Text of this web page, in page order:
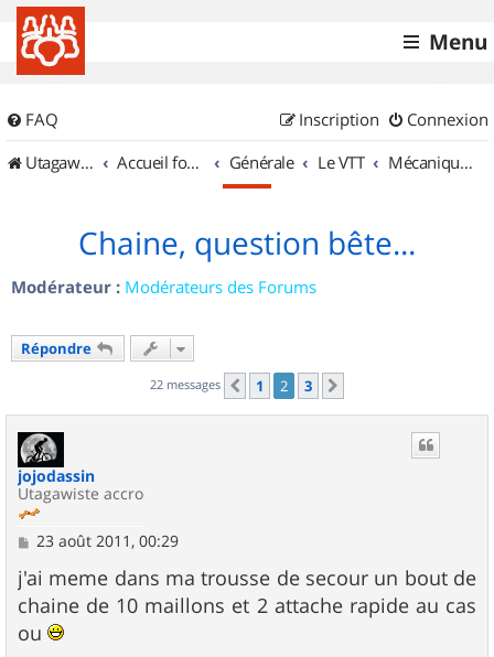
Menu
FAQ Connexion
Inscription
UtagawaVTT (Randos VTT et VTTAE avec traces GPS)
Accueil forum Générale Le VTT Mécanique et Entretiens
Chaine, question bête...
Modérateur : Modérateurs des Forums
Répondre
22 messages Précédent
1 2 3
jojodassin
Utagawiste accro
M
s
s
a
g
e
23 août 2011, 00:29
j'ai meme dans ma trousse de secour un bout de
chaine de 10 maillons et 2 attache rapide au cas
ou